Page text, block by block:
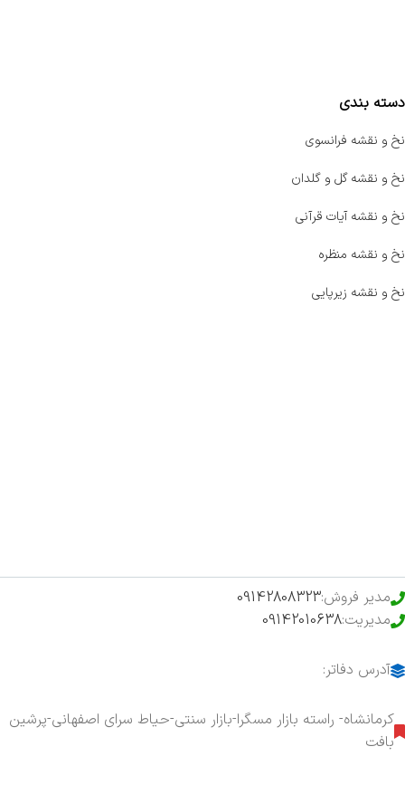
دسته بندی
نخ و نقشه فرانسوی
نخ و نقشه گل و گلدان
نخ و نقشه آیات قرآنی
نخ و نقشه منظره
نخ و نقشه زیرپایی
مدیر فروش:09142808323
مدیریت:09142010638
آدرس دفاتر:
کرمانشاه- راسته بازار مسگرا-بازار سنتی-حیاط سرای اصفهانی-پرشین
بافت